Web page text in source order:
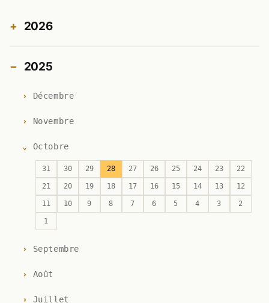
2026
2025
Décembre
Novembre
Octobre
31 30 29 28 27 26 25 24 23 22
21 20 19 18 17 16 15 14 13 12
11 10 9 8 7 6 5 4 3 2
1
Septembre
Août
Juillet